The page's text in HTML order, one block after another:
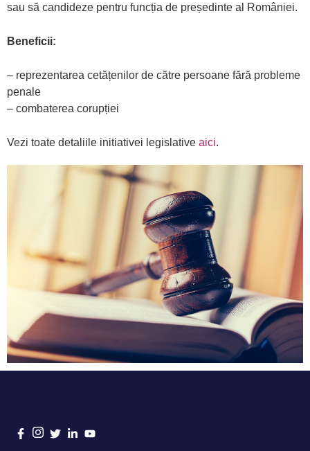
sau să candideze pentru funcția de președinte al României.
Beneficii:
– reprezentarea cetățenilor de către persoane fără probleme
penale
– combaterea corupției
Vezi toate detaliile initiativei legislative aici.